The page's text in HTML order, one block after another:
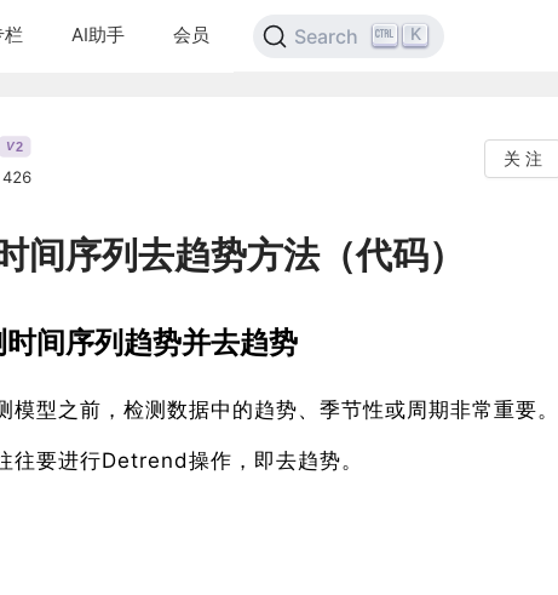
栏 AI助手 会员 Search K
V2
426
关 注
间序列去趋势方法（代码）
间序列趋势并去趋势
模型之前，检测数据中的趋势、季节性或周期非常重要。
往要进行Detrend操作，即去趋势。